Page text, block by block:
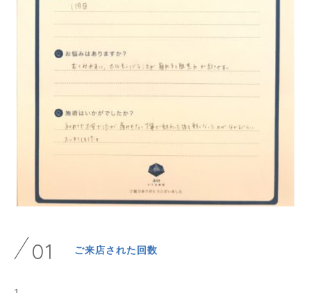
01 ご来店された回数